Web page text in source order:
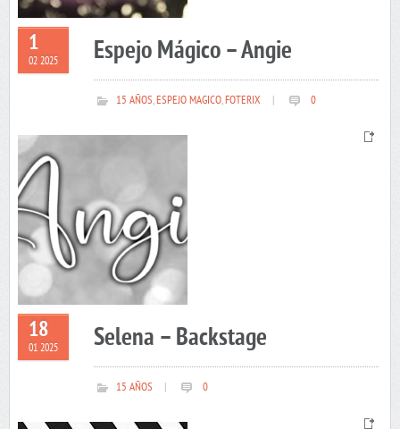
1
02 2025 Espejo Mágico – Angie
15 AÑOS,ESPEJO MAGICO,FOTERIX 0
18
01 2025 Selena – Backstage
15 AÑOS 0